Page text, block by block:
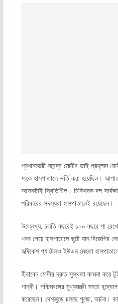
প্রধানমন্ত্রী নরেন্দ্র মোদীর ভাই প্রহ্লাদ
মাকে হাসপাতালে ভর্তি করা হয়েছিল।
অনেকটাই স্থিতিশীল। চিকিৎসক দল
পরিবারের সদস্যরা হাসপাতালেই রয়েছেন।
উল্লেখ্য, চলতি বছরেই ১০০ বছরে পা
খবর পেয়ে হাসপাতালে ছুটে যান বিজেপির
হৃষিকেশ প্যাটেলও ইউএন মেহতা
হীরাবেন মোদীর দ্রুত সুস্থতা কামনা করে
গান্ধী। পশ্চিমবঙ্গের মুখ্যমন্ত্রী মমতা
করেছেন। দেশজুড়ে চলছে পুজো, অর্চনা।